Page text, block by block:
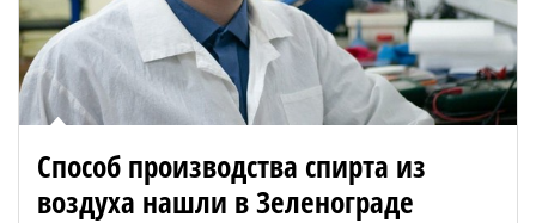
Способ производства спирта из
воздуха нашли в Зеленограде